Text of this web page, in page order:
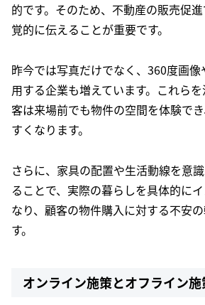
的です。そのため、不動産の販売促
覚的に伝えることが重要です。
昨今では写真だけでなく、360度画像
用する企業も増えています。これら
客は来場前でも物件の空間を体験で
すくなります。
さらに、家具の配置や生活動線を意
ることで、実際の暮らしを具体的に
なり、顧客の物件購入に対する不安
す。
オンライン施策とオフライン